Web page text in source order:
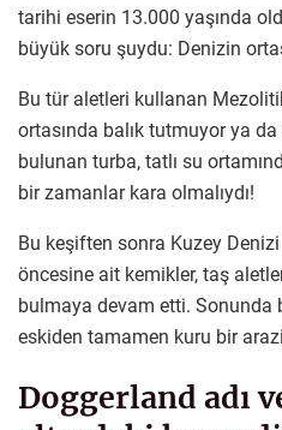
tarihi eserin 13.000 yaşında
büyük soru şuydu: Denizin
Bu tür aletleri kullanan
ortasında balık tutmuyor ya
bulunan turba, tatlı su
bir zamanlar kara olmalıydı!
Bu keşiften sonra Kuzey Denizi
öncesine ait kemikler, taş
bulmaya devam etti. Sonunda
eskiden tamamen kuru bir
Doggerland adı